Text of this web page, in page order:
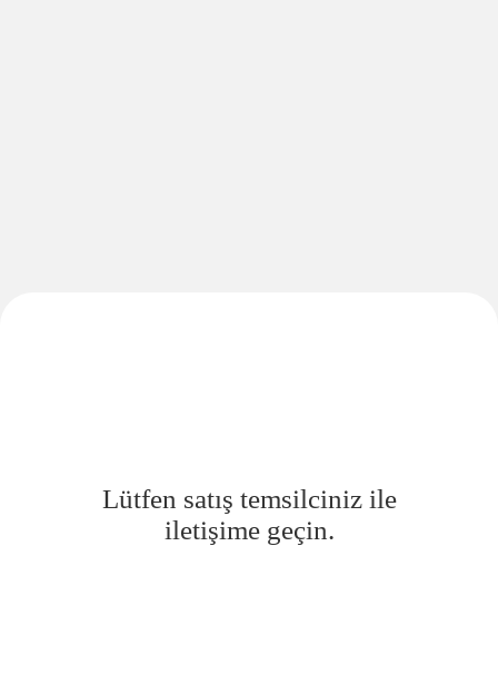
Lütfen satış temsilciniz ile
iletişime geçin.